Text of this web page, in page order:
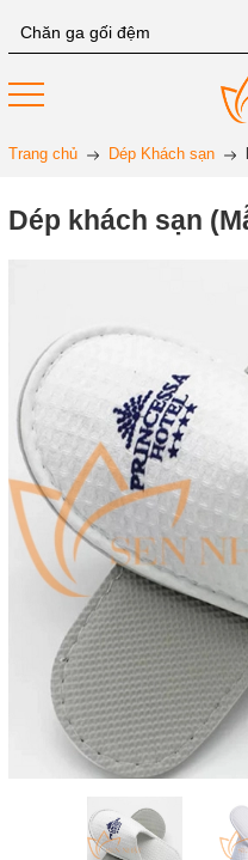
Trang chủ Dép Khách sạn
Dép khách sạn